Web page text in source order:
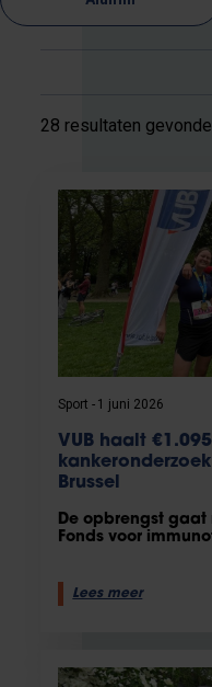
28 resultaten
Sport 1 juni 2026
VUB haalt
Brussel
De opbrengst gaat
Fonds voor
Lees meer